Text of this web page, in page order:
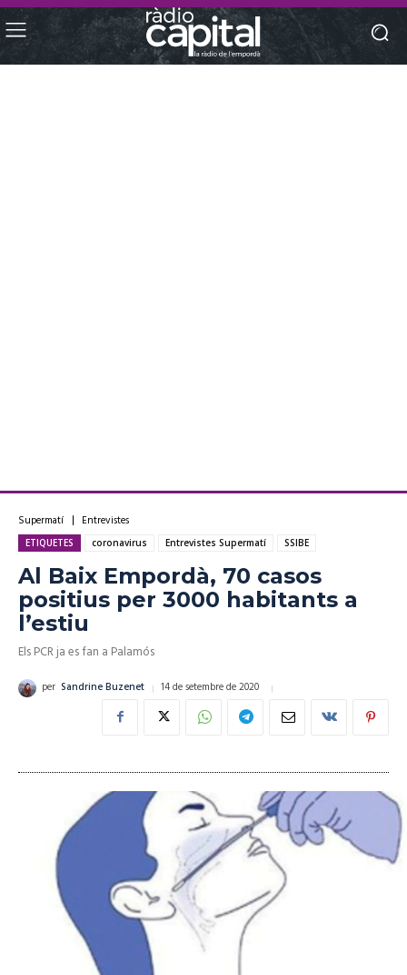
Supermatí Entrevistes
ETIQUETES coronavirus Entrevistes Supermatí SSIBE
Al Baix Empordà, 70 casos
positius per 3000 habitants a
l’estiu
Els PCR ja es fan a Palamós
per Sandrine Buzenet 14 de setembre de 2020